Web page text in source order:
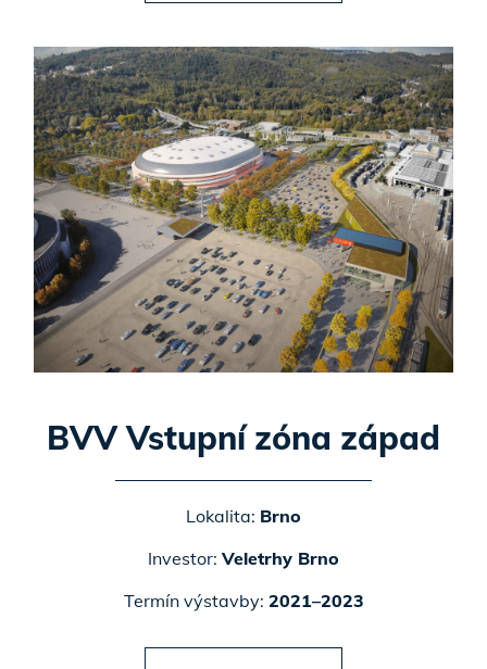
BVV Vstupní zóna západ
Lokalita: Brno
Investor: Veletrhy Brno
Termín výstavby: 2021–2023